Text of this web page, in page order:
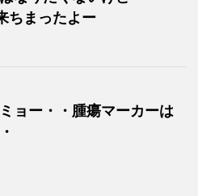
ちまったよー
ョー・・腫瘍マーカーは